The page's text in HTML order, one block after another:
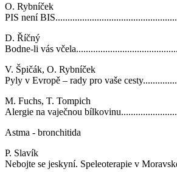
O. Rybníček
PIS není
D. Říčný
Bodne-li vás
V. Špičák, O. Rybníček
Pyly v Evropě – rady pro vaše
M. Fuchs, T. Tompich
Alergie na vaječnou
Astma - bronchitida
P. Slavík
Nebojte se jeskyní. Speleoterapie v